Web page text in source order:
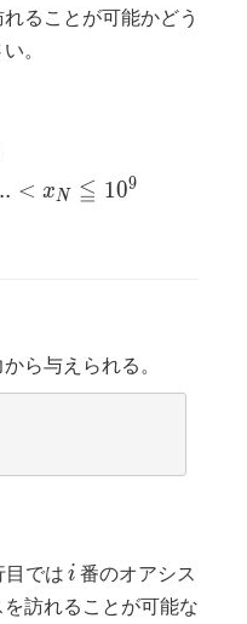
ることが可能かどう
。
.. < xN ≦ 109
ら与えられる。
目ではi
i 番のオアシス
訪れることが可能な